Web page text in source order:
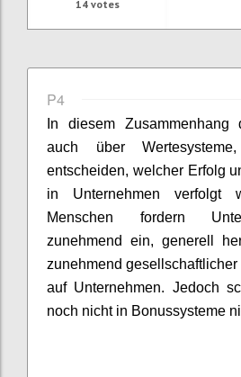
14votes
P4
In diesem Zusammenhang
auch über
entscheiden, welcher Erfolg
in Unternehmen verfolgt
Menschen fordern
zunehmend ein, generell
zunehmend
auf Unternehmen. Jedoch
noch nicht in Bonussysteme